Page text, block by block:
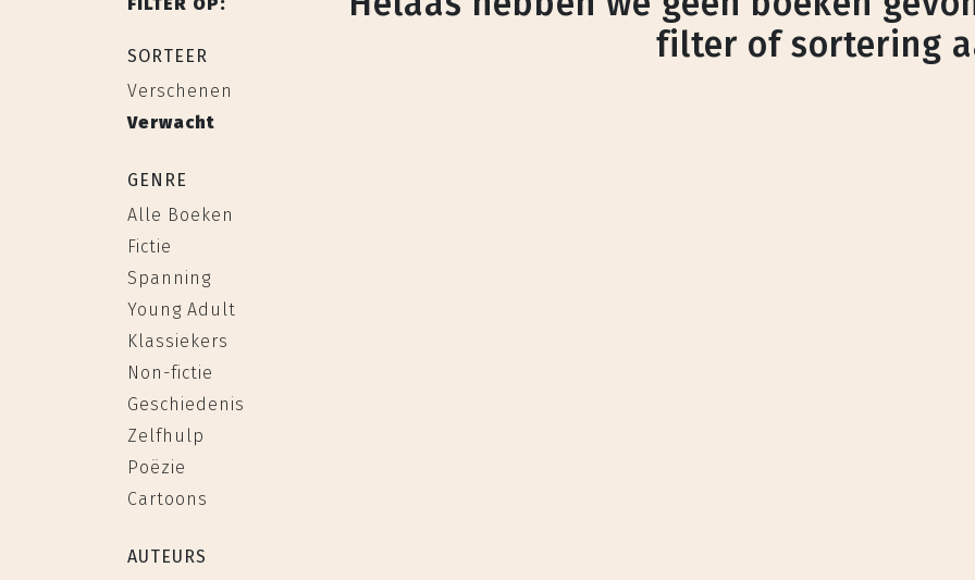
SORTEER
Verschenen
Verwacht
GENRE
Alle Boeken
Fictie
Spanning
Young Adult
Klassiekers
Non-fictie
Geschiedenis
Zelfhulp
Poëzie
Cartoons
AUTEURS
filter of sortering